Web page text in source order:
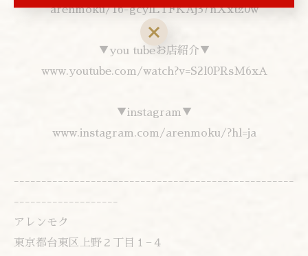
arenmoku/16-gcylLTFKAj37nXxtz0w
▼you tubeお店紹介▼
www.youtube.com/watch?v=S2l0PRsM6xA
▼instagram▼
www.instagram.com/arenmoku/?hl=ja
---------------------------------------------------
-------------------
アレンモク
東京都台東区上野２丁目１−４